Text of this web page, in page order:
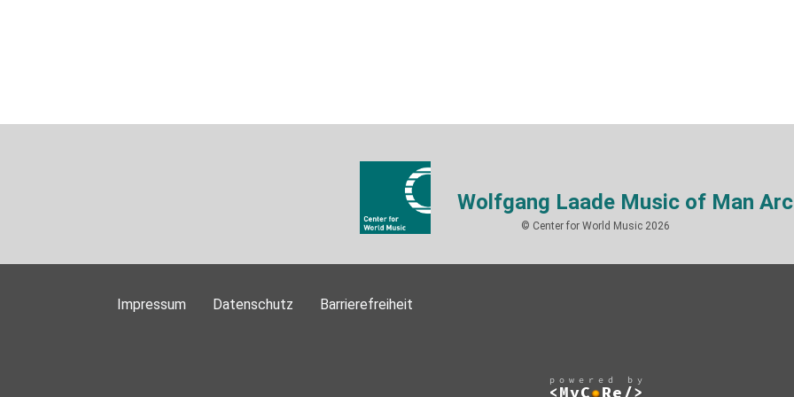
Wolfgang Laade Music of Man
© Center for World Music 2026
Impressum Datenschutz Barrierefreiheit